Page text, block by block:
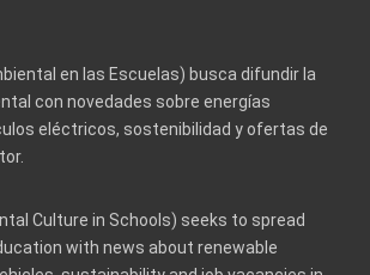
en las Escuelas) busca difundir la
con novedades sobre energías
eléctricos, sostenibilidad y ofertas de
Culture in Schools) seeks to spread
with news about renewable